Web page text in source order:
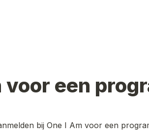
voor een
bij One I Am voor een